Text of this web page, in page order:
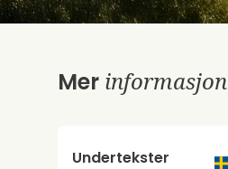
Mer informasjon
Undertekster